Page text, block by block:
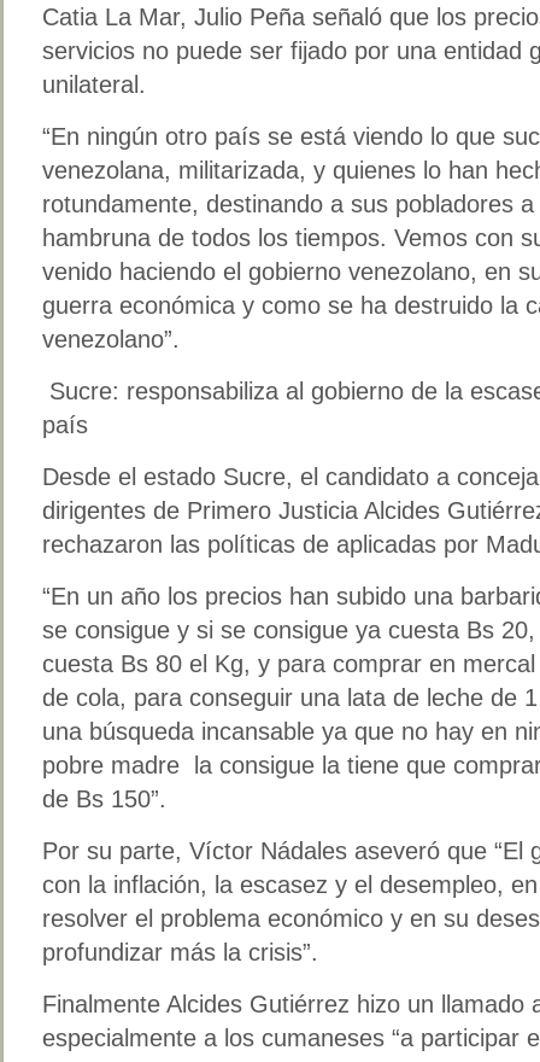
Catia La Mar, Julio Peña señaló que los
servicios no puede ser fijado por una entidad
unilateral.
“En ningún otro país se está viendo lo que
venezolana, militarizada, y quienes lo han
rotundamente, destinando a sus pobladores
hambruna de todos los tiempos. Vemos con
venido haciendo el gobierno venezolano, en
guerra económica y como se ha destruido la
venezolano”.
Sucre: responsabiliza al gobierno de la
país
Desde el estado Sucre, el candidato a
dirigentes de Primero Justicia Alcides
rechazaron las políticas de aplicadas por
“En un año los precios han subido una
se consigue y si se consigue ya cuesta Bs
cuesta Bs 80 el Kg, y para comprar en
de cola, para conseguir una lata de leche de
una búsqueda incansable ya que no hay en
pobre madre la consigue la tiene que
de Bs 150”.
Por su parte, Víctor Nádales aseveró que “El
con la inflación, la escasez y el desempleo,
resolver el problema económico y en su
profundizar más la crisis”.
Finalmente Alcides Gutiérrez hizo un llamado
especialmente a los cumaneses “a participar